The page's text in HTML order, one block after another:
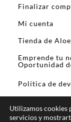
Finalizar
Mi cuenta
Tienda de
Emprende tu
Oportunidad
Política de
Utilizamos cookies
servicios y